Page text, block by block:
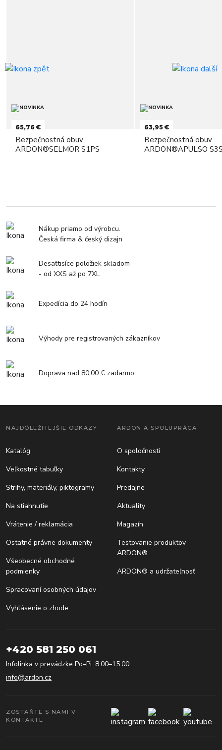
65,76 €
Bezpečnostná obuv
ARDON®SELMOR S1PS
63,95 €
Bezpečnostná obuv
ARDON®APULSO
Nákup priamo od výrobcu.
Česká firma & český dizajn
Desaťtisíce položiek skladom
- od XXS až po 7XL
Expedícia do 24 hodín
Výhody pre registrovaných zákazníkov
Doprava nad 80,00 € zadarmo
NAJDÔLEŽITEJŠIE ODKAZY
Katalóg
Veľkostné tabuľky
Strihy, materiály, piktogramy
Na stiahnutie
Vrátenie / reklamácia
Ostatné právne dokumenty
Všeobecné obchodné
podmienky
Spracovaní osobných údajov
Vyhlásenie o zhode
ARDON A SPOLUPRÁCA
O spoločnosti
Kontakty
Predajne
Aktuality
Magazín
Testovanie produktov
ARDON®
ARDON® a udržateľnosť
+420 581 250 061
Infolinka v prevádzke Po–Pi: 8:00–15:00
info@ardon.cz
ZOSTAŇTE S NAMI V
KONTAKTE